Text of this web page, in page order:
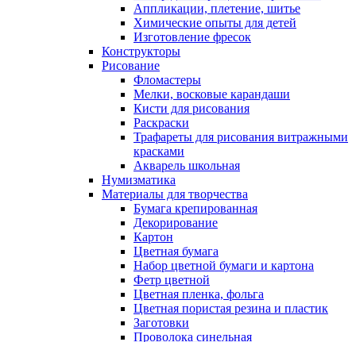
Аппликации, плетение, шитье
Химические опыты для детей
Изготовление фресок
Конструкторы
Рисование
Фломастеры
Мелки, восковые карандаши
Кисти для рисования
Раскраски
Трафареты для рисования витражными
красками
Акварель школьная
Нумизматика
Материалы для творчества
Бумага крепированная
Декорирование
Картон
Цветная бумага
Набор цветной бумаги и картона
Фетр цветной
Цветная пленка, фольга
Цветная пористая резина и пластик
Заготовки
Проволока синельная